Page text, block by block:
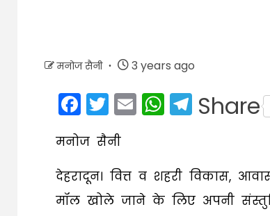
मनोज सैनी 3 years ago
Facebook
Twitter
Email Share
मनोज सैनी
देहरादून। वित्त व शहरी विकास,
मॉल खोले जाने के लिए अपनी